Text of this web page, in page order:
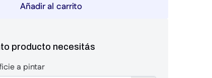
Añadir al carrito
producto necesitás
a pintar